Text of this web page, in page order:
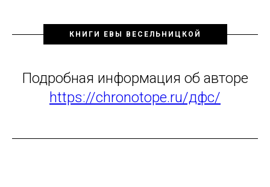
КНИГИ ЕВЫ ВЕСЕЛЬНИЦКОЙ
Подробная информация об авторе
https://chronotope.ru/дфс/